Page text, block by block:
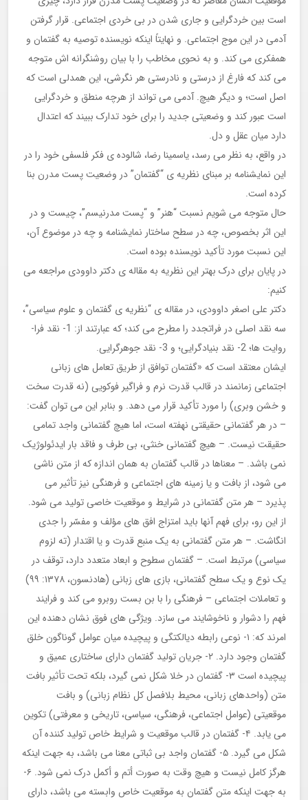
است بین خردگرایی و جاری شدن در بی خردی اجتماعی. قرار گرفتن
آدمی در این موج اجتماعی. و نهایتاً اینکه نویسنده توصیه به گفتمان و
همفکری می کند. و به نحوی مخاطب را با بیان روشنگرانه اش متوجه
می کند که فارغ از درستی و نادرستی هر نگرشی، این همدلی است که
اصل است؛ و دیگر هیچ. آدمی می تواند از هرچه منطق و خردگرایی
است عبور کند و وضعیتی جدید را برای خود تدارک ببیند که اعتدال
دارد میان عقل و دل.
در واقع، به نظر می رسد، یاسمینا رضا، شالوده ی فکر فلسفی خود را در
این نمایشنامه بر مبنای نظریه ی “گفتمان” در وضعیت پست مدرن بنا
کرده است.
حال متوجه می شویم نسبت “هنر” و “پست مدرنیسم”، چیست و در
این اثر بخصوص، چه در سطح ساختار نمایشنامه و چه در موضوع آن،
این نسبت مورد تأکید نویسنده بوده است.
در پایان برای درک بهتر این نظریه به مقاله ی دکتر داوودی مراجعه می
کنیم:
دکتر علی اصغر داوودی، در مقاله ی “نظریه ی گفتمان و علوم سیاسی”،
سه نقد اصلی در فراتجدد را مطرح می کند؛ که عبارتند از: 1- نقد فرا-
روایت ها؛ 2- نقد بنیادگرایی؛ و 3- نقد جوهرگرایی.
ایشان معتقد است که «گفتمان توافق از طریق تعامل های زبانی
اجتماعی زمانمند در قالب قدرت نرم و فراگیر فوکویی (نه قدرت سخت
و خشن وبری) را مورد تأکید قرار می دهد. و بنابر این می توان گفت:
– در هر گفتمانی حقیقتی نهفته است، اما هیچ گفتمانی واجد تمامی
حقیقت نیست. – هیچ گفتمانی خنثی، بی طرف و فاقد بار ایدئولوژیک
نمی باشد. – معناها در قالب گفتمان به همان اندازه که از متن ناشی
می شود، از بافت و یا زمینه های اجتماعی و فرهنگی نیز تأثیر می
پذیرد – هر متن گفتمانی در شرایط و موقعیت خاصی تولید می شود.
از این رو، برای فهم آنها باید امتزاج افق های مؤلف و مفسّر را جدی
انگاشت. – هر متن گفتمانی به یک منبع قدرت و یا اقتدار (ته لزوم
سیاسی) مرتبط است. – گفتمان سطوح و ابعاد متعدد دارد، توقف در
یک نوع و یک سطح گفتمانی، بازی های زبانی (هادنسون، ۱۳۷۸: ۹۹)
و تعاملات اجتماعی – فرهنگی را با بن بست روبرو می کند و فرایند
فهم را دشوار و ناخوشایند می سازد. ویژگی های فوق نشان دهنده این
امرند که: ١- نوعی رابطه دیالکتگی و پیچیده میان عوامل گوناگون خلق
گفتمان وجود دارد. ۲- جریان توليد گفتمان دارای ساختاری عمیق و
پیچیده است ۳- گفتمان در خلا شکل نمی گیرد، بلکه تحت تأثیر بافت
متن (واحدهای زبانی، محيط بلافصل کل نظام زبانی) و بافت
موقعیتی (عوامل اجتماعی، فرهنگی، سیاسی، تاریخی و معرفتی) تکوین
می یابد. ۴- گفتمان در قالب موقعیت و شرایط خاص تولید کننده آن
شکل می گیرد. ۵- گفتمان واجد بی ثباتی معنا می باشد، به جهت اینکه
هرگز کامل نیست و هیچ وقت به صورت أتم و أكمل درک نمی شود. ۶-
به جهت اینکه متن گفتمان به موقعیت خاص وابسته می باشد، دارای